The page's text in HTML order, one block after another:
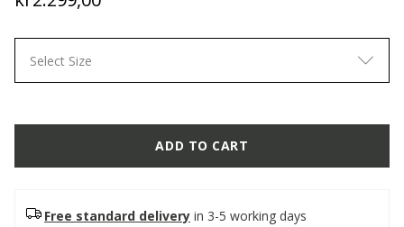
Select Size
ADD TO CART
Free standard delivery in 3-5 working days